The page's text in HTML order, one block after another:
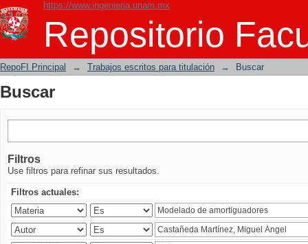
https://www.ingenieria.unam.mx
Repositorio
Buscar
RepoFI Principal → Trabajos escritos para titulación → Buscar
Buscar
Filtros
Use filtros para refinar sus resultados.
Filtros actuales: